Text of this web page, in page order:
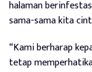
halaman
sama-sama kita
“Kami berharap
tetap